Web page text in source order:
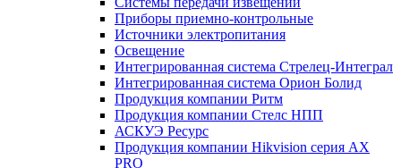
Приборы приемно-контрольные
Источники электропитания
Освещение
Интегрированная система Стрелец-Интеграл
Интегрированная система Орион Болид
Продукция компании Ритм
Продукция компании Стелс НПП
АСКУЭ Ресурс
Продукция компании Hikvision серия AX
PRO